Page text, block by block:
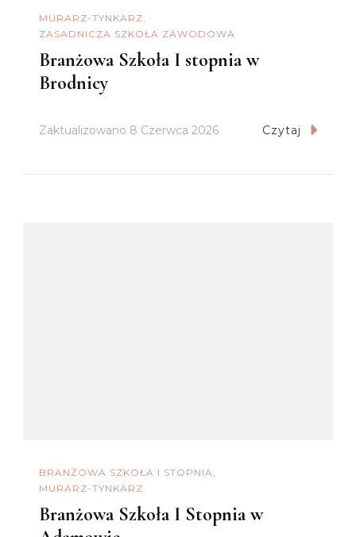
MURARZ-TYNKARZ
ZASADNICZA SZKOŁA ZAWODOWA
Branżowa Szkoła I stopnia w
Brodnicy
Zaktualizowano 8 Czerwca 2026 Czytaj
BRANŻOWA SZKOŁA I STOPNIA
MURARZ-TYNKARZ
Branżowa Szkoła I Stopnia w